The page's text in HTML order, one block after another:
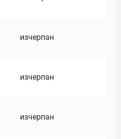
изчерпан
изчерпан
изчерпан